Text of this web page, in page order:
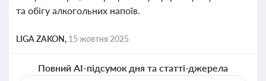
та обігу алкогольних напоїв.
LIGA ZAKON, 15 жовтня 2025
Повний AI-підсумок дня та статті-джерела